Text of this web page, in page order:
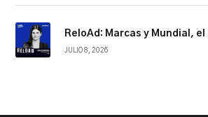
JULIO 8, 2026